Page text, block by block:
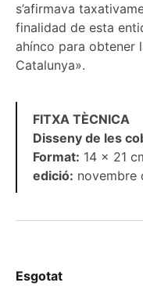
s’afirmava
finalidad de esta
ahínco para obtener
Catalunya».
FITXA TÈCNICA
Disseny de les
Format: 14 × 21
edició: novembre
Esgotat